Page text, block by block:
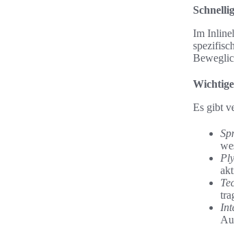
Im
Es gibt